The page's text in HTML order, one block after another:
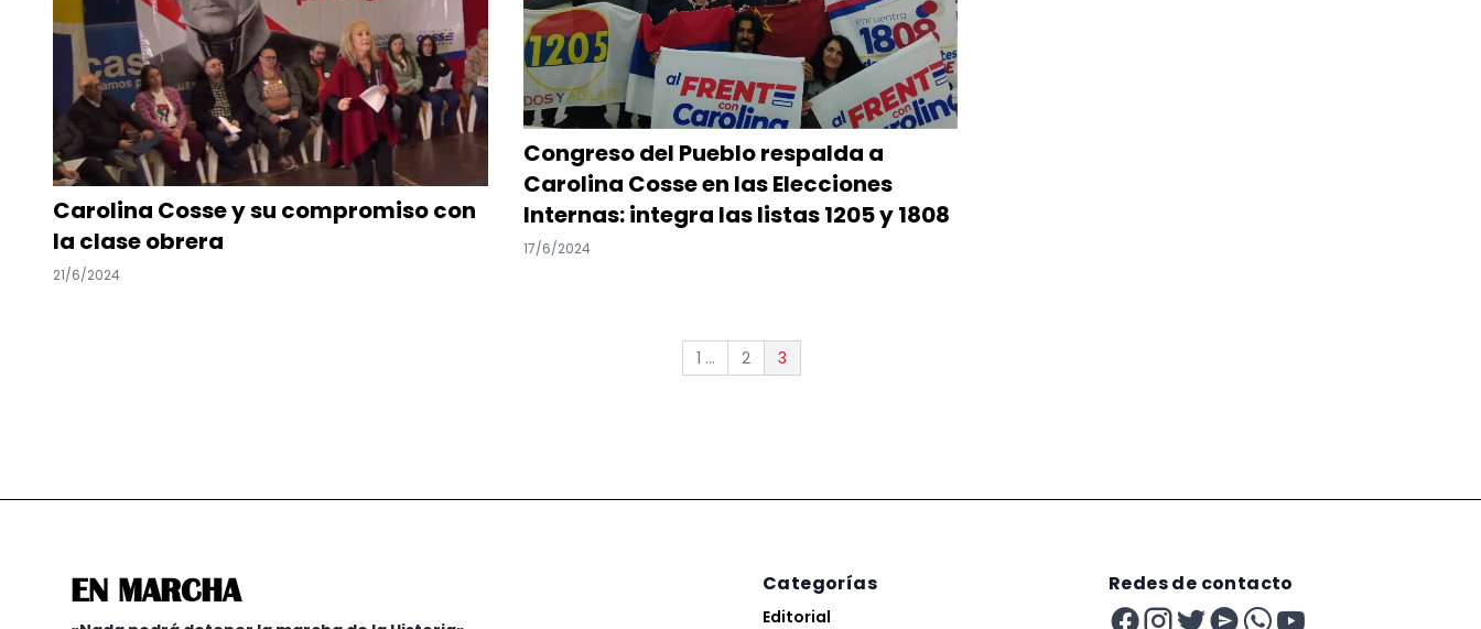
Carolina Cosse y su compromiso con
la clase obrera
21/6/2024
Congreso del Pueblo respalda a
Carolina Cosse en las Elecciones
Internas: integra las listas 1205 y 1808
17/6/2024
1 ... 2 3
EN MARCHA Categorías
Editorial
Redes de contacto